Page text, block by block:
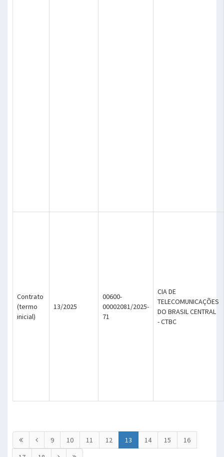
Contrato
(termo
inicial)
13/2025
00600-
00002081/2025-
71
CIA DE
TELECOMUNICAÇÕES
DO BRASIL CENTRAL
- CTBC
9 10 11 12 13 14 15
16